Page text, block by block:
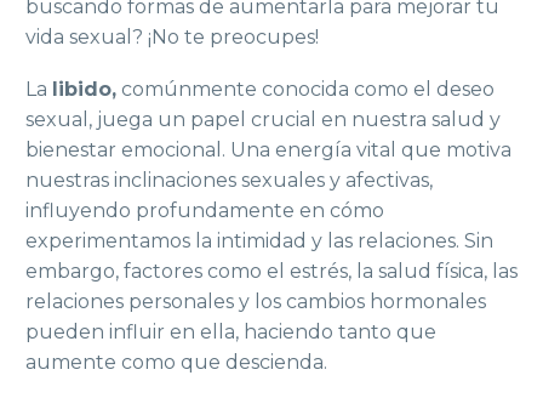
buscando formas de aumentarla para mejorar tu
vida sexual? ¡No te preocupes!
La libido, comúnmente conocida como el deseo
sexual, juega un papel crucial en nuestra salud y
bienestar emocional. Una energía vital que motiva
nuestras inclinaciones sexuales y afectivas,
influyendo profundamente en cómo
experimentamos la intimidad y las relaciones. Sin
embargo, factores como el estrés, la salud física, las
relaciones personales y los cambios hormonales
pueden influir en ella, haciendo tanto que
aumente como que descienda.